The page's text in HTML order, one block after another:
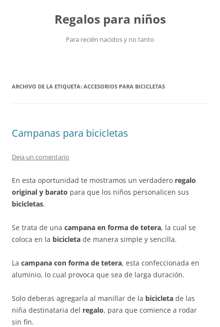
Regalos para niños
Para recién nacidos y no tanto
ARCHIVO DE LA ETIQUETA: ACCESORIOS PARA BICICLETAS
Campanas para bicicletas
Deja un comentario
En esta oportunidad te mostramos un verdadero regalo
original y barato para que los niños personalicen sus
bicicletas.
Se trata de una campana en forma de tetera, la cual se
coloca en la bicicleta de manera simple y sencilla.
La campana con forma de tetera, esta confeccionada en
aluminio, lo cual provoca que sea de larga duración.
Solo deberas agregarla al manillar de la bicicleta de las
niña destinataria del regalo, para que comience a rodar
sin fin.